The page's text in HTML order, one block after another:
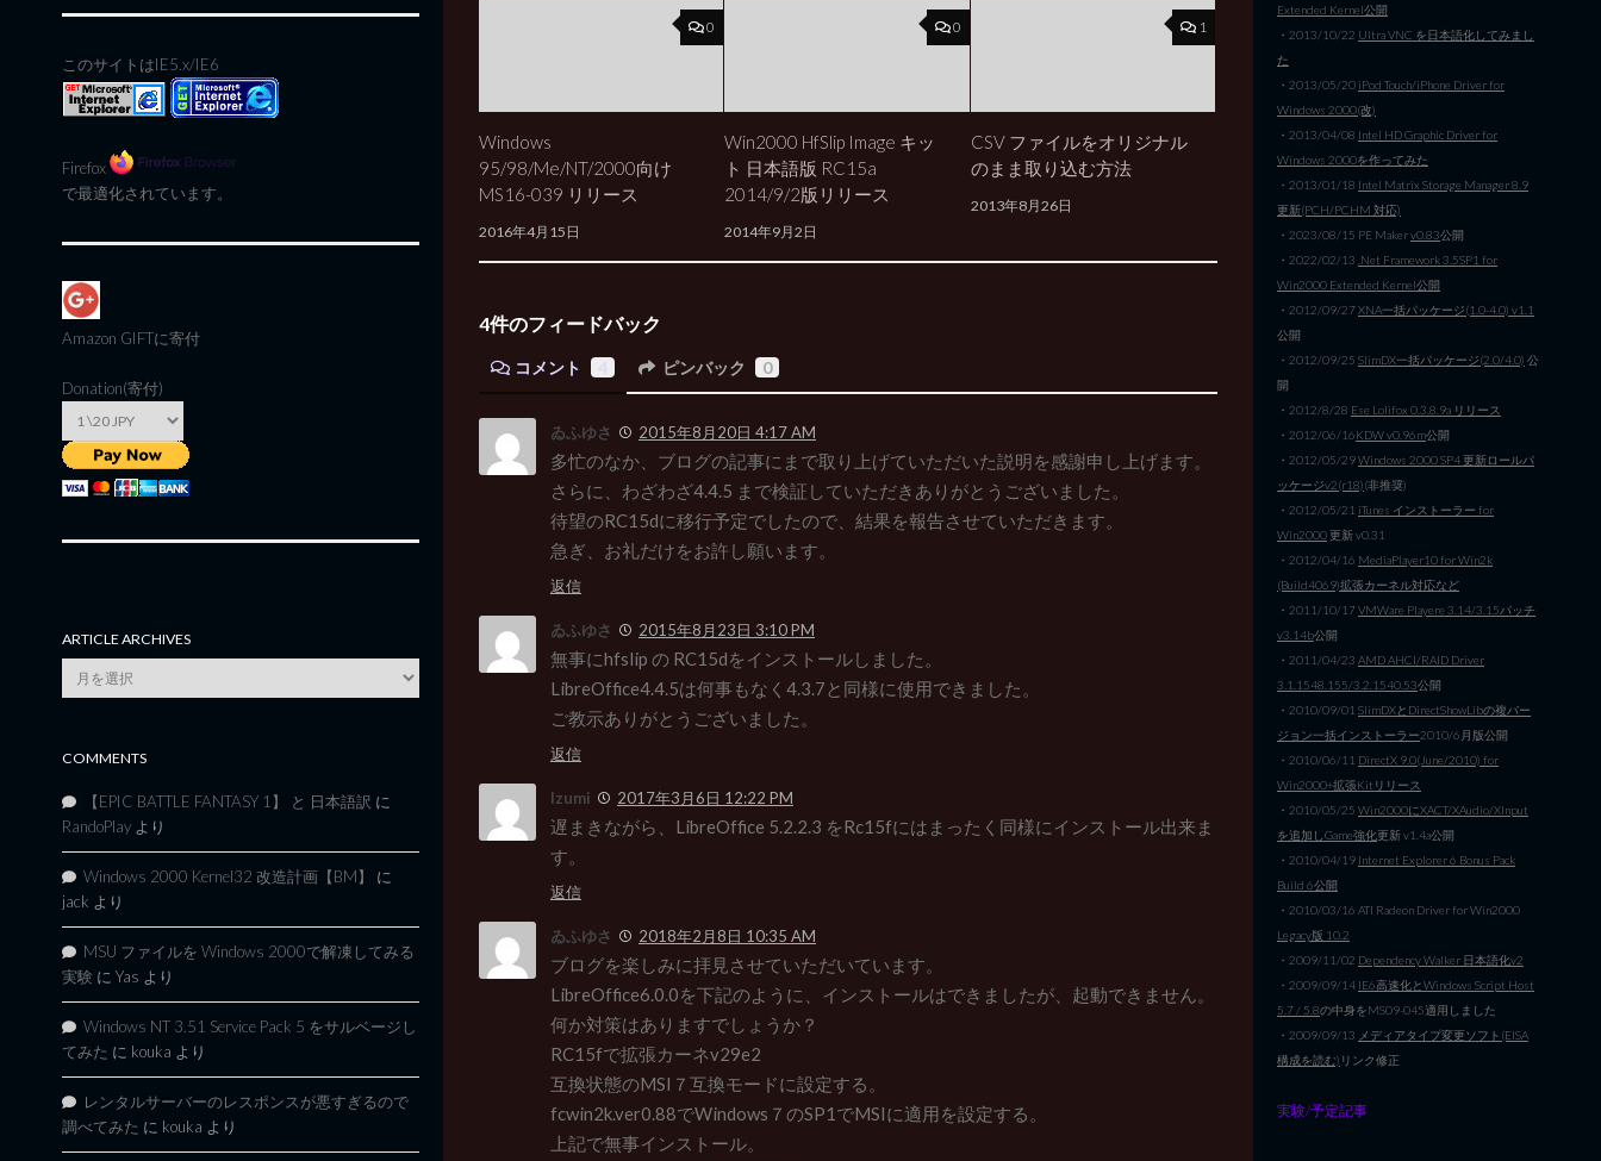
0
Windows
95/98/Me/NT/2000向け
MS16-039 リリース
2016年4月15日
0
Win2000 HfSlip Image キッ
ト 日本語版 RC15a
2014/9/2版リリース
2014年9月2日
1
CSV ファイルをオリジナル
のまま取り込む方法
2013年8月26日
4件のフィードバック
コメント ピンバック 0
ゐふゆさ 2015年8月20日 4:17 AM
多忙のなか、ブログの記事にまで取り上げていただいた説明を感謝申し上げます。
さらに、わざわざ4.4.5 まで検証していただきありがとうございました。
待望のRC15dに移行予定でしたので、結果を報告させていただきます。
急ぎ、お礼だけをお許し願います。
返信
ゐふゆさ 2015年8月23日 3:10 PM
無事にhfslip の RC15dをインストールしました。
LibreOffice4.4.5は何事もなく4.3.7と同様に使用できました。
ご教示ありがとうございました。
返信
Izumi 2017年3月6日 12:22 PM
遅まきながら、LibreOffice 5.2.2.3 をRc15fにはまったく同様にインストール出来ま
す。
返信
ゐふゆさ 2018年2月8日 10:35 AM
ブログを楽しみに拝見させていただいています。
LibreOffice6.0.0を下記のように、インストールはできましたが、起動できません。
何か対策はありますでしょうか？
RC15fで拡張カーネv29e2
互換状態のMSI７互換モードに設定する。
fcwin2k.ver0.88でWindows７のSP1でMSIに適用を設定する。
上記で無事インストール。
このサイトはIE5.x/IE6
Firefox
で最適化されています。
Amazon GIFTに寄付
Donation(寄付)
ARTICLE ARCHIVES
Article
Archives
COMMENTS
【EPIC BATTLE FANTASY 1】 と 日本語訳 に
RandoPlay より
Windows 2000 Kernel32 改造計画【BM】
に
jack より
MSU ファイルを Windows 2000で解凍してみる
実験 に Yas より
Windows NT 3.51 Service Pack 5 をサルベージし
てみた に kouka より
レンタルサーバーのレスポンスが悪すぎるので
調べてみた に kouka より
Extended Kernel公開
・2013/10/22 Ultra VNC を日本語化してみまし
た
・2013/05/20 iPod Touch/iPhone Driver for
Windows 2000(改)
・2013/04/08 Intel HD Graphic Driver for
Windows 2000を作ってみた
・2013/01/18 Intel Matrix Storage Manager 8.9
更新(PCH/PCHM 対応)
・2023/08/15 PE Makerv0.83公開
・2022/02/13 .Net Framework 3.5SP1 for
Win2000 Extended Kernel公開
・2012/09/27XNA一括パッケージ(1.0-4.0) v1.1
公開
・2012/09/25 SlimDX一括パッケージ(2.0/4.0) 公
開
・2012/8/28 Ese Lolifox 0.3.8.9a リリース
・2012/06/16KDW v0.96m公開
・2012/05/29Windows 2000 SP4 更新ロールパ
ッケージv2(r18)(非推奨)
・2012/05/21 iTunes インストーラー for
Win2000更新 v0.31
・2012/04/16 MediaPlayer10 for Win2k
(Build4069)拡張カーネル対応など
・2011/10/17VMWare Playere 3.14/3.15パッチ
v3.14b公開
・2011/04/23 AMD AHCI/RAID Driver
3.1.1548.155/3.2.1540.53公開
・2010/09/01 SlimDXとDirectShowLibの複バー
ジョン一括インストーラー2010/6月版公開
・2010/06/11 DirectX 9.0(June/2010) for
Win2000+拡張Kitリリース
・2010/05/25 Win2000にXACT/XAudio/XInput
を追加しGame強化更新 v1.4a公開
・2010/04/19 Internet Explorer 6 Bonus Pack
Build 6公開
・2010/03/16 ATI Radeon Driver for Win2000
Legacy版 10.2
・2009/11/02 Dependency Walker 日本語化v2
・2009/09/14 IE6高速化とWindows Script Host
5.7 / 5.8の中身をMS09-045適用しました
・2009/09/13 メディアタイプ変更ソフト(EISA
構成を読む) リンク修正
実験/予定記事